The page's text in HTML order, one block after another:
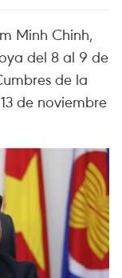
Minh Chinh,
del 8 al 9 de
de la
de noviembre